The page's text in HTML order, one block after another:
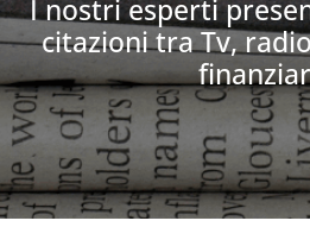
I nostri esperti
citazioni tra Tv,